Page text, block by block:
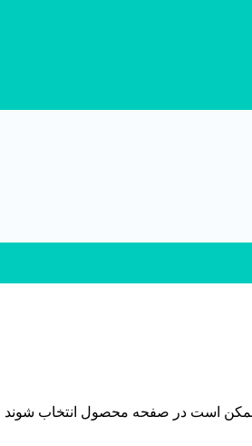
ممکن است در صفحه محصول انتخاب شوند